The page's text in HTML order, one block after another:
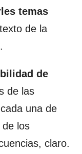
temas
de la
de
de las
una de
de los
claro.